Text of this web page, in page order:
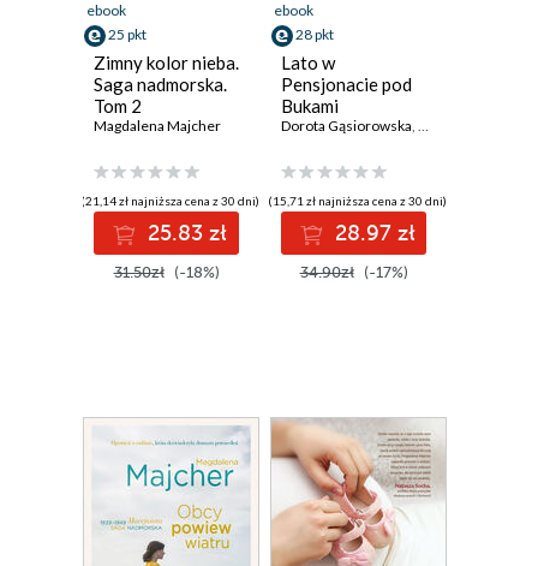
ebook
25 pkt
Zimny kolor nieba.
Saga nadmorska.
Tom 2
Magdalena Majcher
(21,14 zł najniższa cena z 30 dni)
25.83 zł
31.50zł (-18%)
ebook
28 pkt
Lato w
Pensjonacie pod
Bukami
Dorota Gąsiorowska, Marzena Rogalska
(15,71 zł najniższa cena z 30 dni)
28.97 zł
34.90zł (-17%)